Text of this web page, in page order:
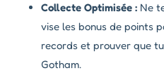
Collecte Optimisée : Ne
vise les bonus de points
records et prouver que
Gotham.